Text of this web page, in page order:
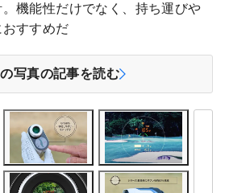
機能性だけでなく、持ち運びや
すすめだ
写真の記事を読む